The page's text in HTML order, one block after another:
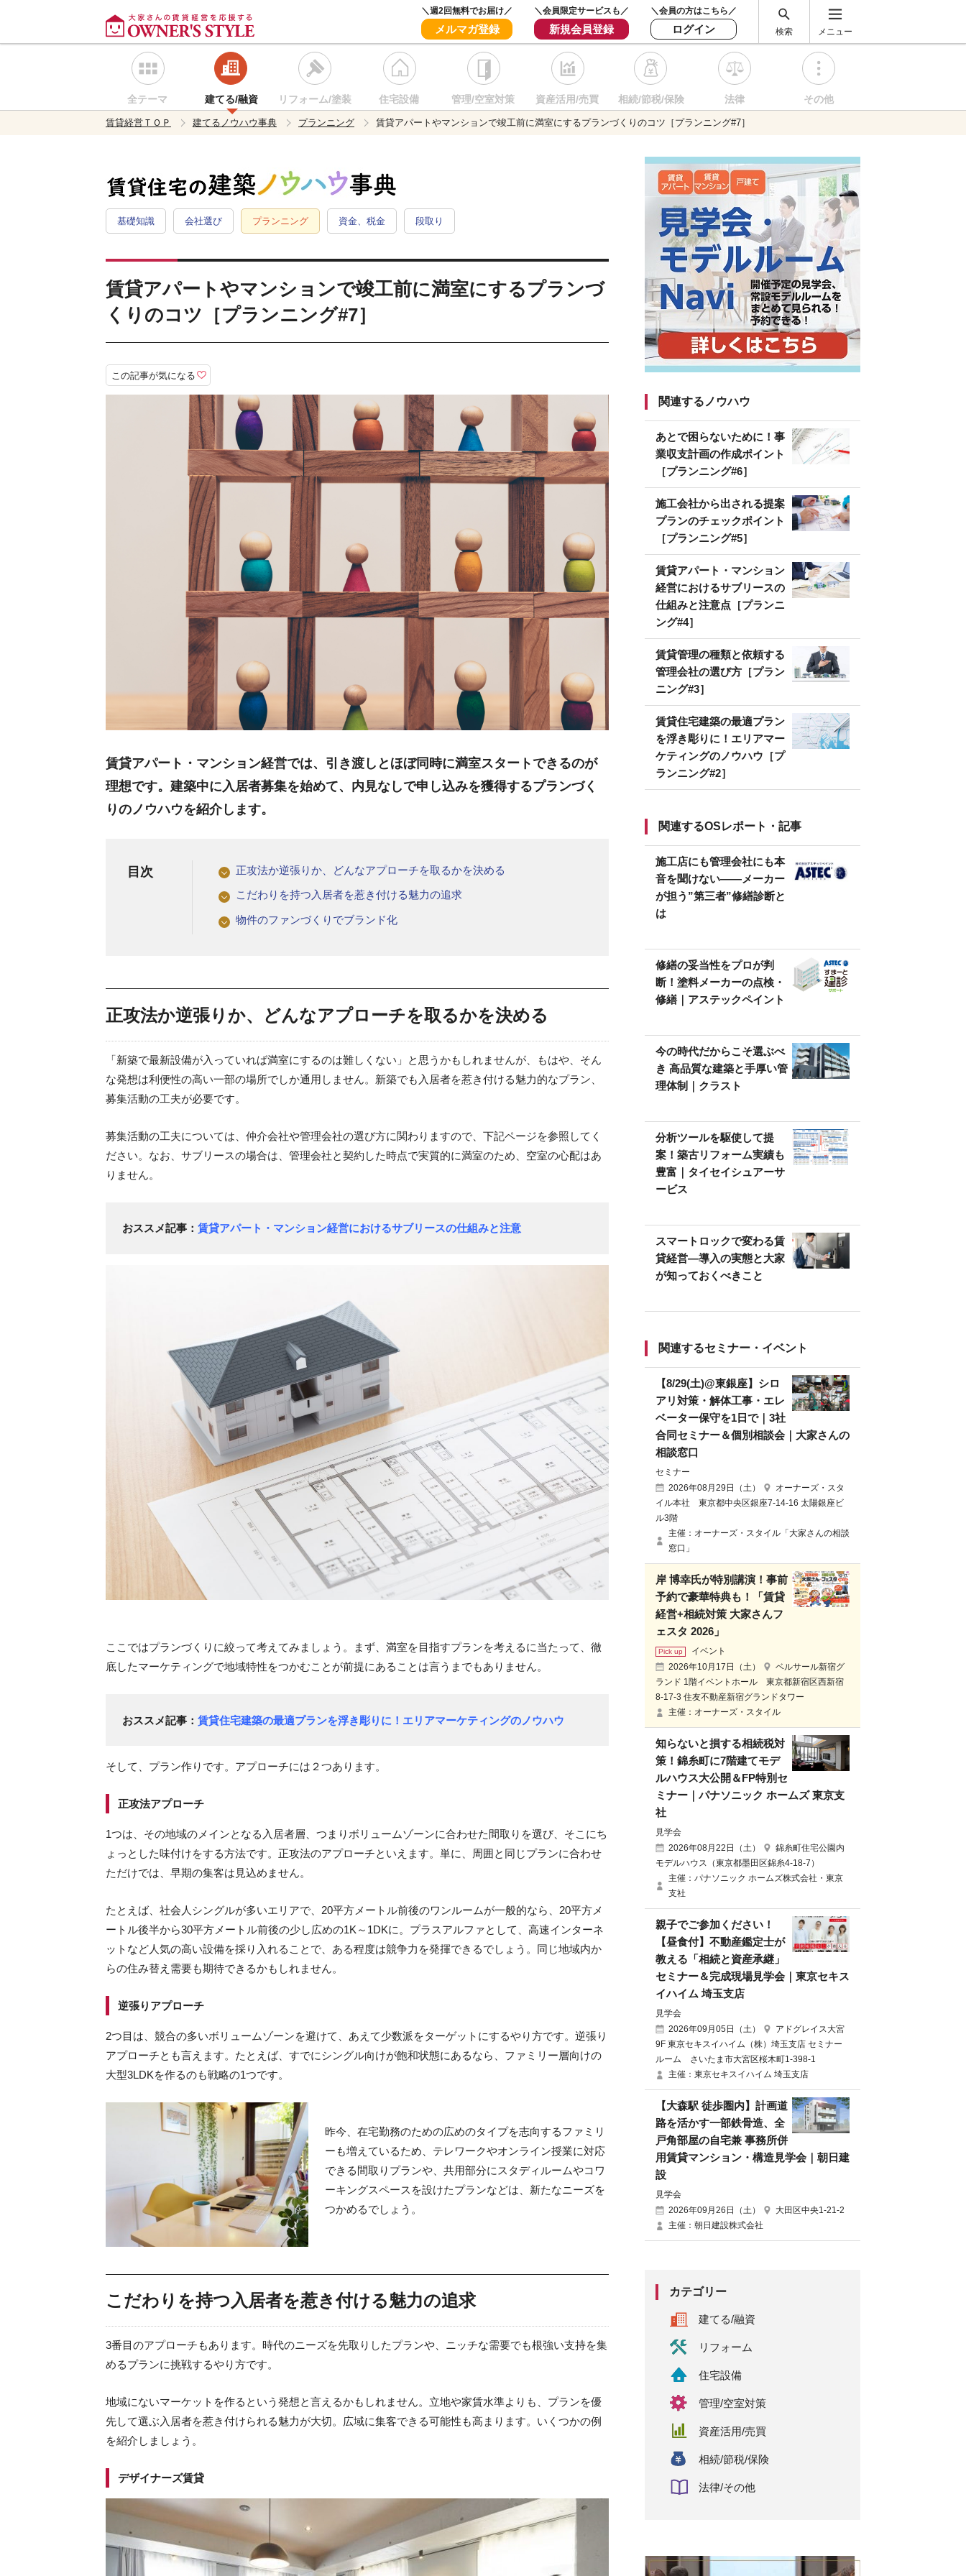
＼週2回無料でお届け／
メルマガ登録
＼会員限定サービスも／
新規会員登録
＼会員の方はこちら／
ログイン 検索 メニュー
全テーマ 建てる/融資 リフォーム/塗装 住宅設備 管理/空室対策 資産活用/売買 相続/節税/保険 法律 その他
賃貸経営ＴＯＰ 建てるノウハウ事典 プランニング 賃貸アパートやマンションで竣工前に満室にするプランづくりのコツ［プランニング#7］
基礎知識 会社選び プランニング 資金、税金 段取り
賃貸アパートやマンションで竣工前に満室にするプランづ
くりのコツ［プランニング#7］
この記事が気になる
賃貸アパート・マンション経営では、引き渡しとほぼ同時に満室スタートできるのが
理想です。建築中に入居者募集を始めて、内見なしで申し込みを獲得するプランづく
りのノウハウを紹介します。
目次 正攻法か逆張りか、どんなアプローチを取るかを決める
こだわりを持つ入居者を惹き付ける魅力の追求
物件のファンづくりでブランド化
正攻法か逆張りか、どんなアプローチを取るかを決める
「新築で最新設備が入っていれば満室にするのは難しくない」と思うかもしれませんが、もはや、そん
な発想は利便性の高い一部の場所でしか通用しません。新築でも入居者を惹き付ける魅力的なプラン、
募集活動の工夫が必要です。
募集活動の工夫については、仲介会社や管理会社の選び方に関わりますので、下記ページを参照してく
ださい。なお、サブリースの場合は、管理会社と契約した時点で実質的に満室のため、空室の心配はあ
りません。
おススメ記事： 賃貸アパート・マンション経営におけるサブリースの仕組みと注意
ここではプランづくりに絞って考えてみましょう。まず、満室を目指すプランを考えるに当たって、徹
底したマーケティングで地域特性をつかむことが前提にあることは言うまでもありません。
おススメ記事： 賃貸住宅建築の最適プランを浮き彫りに！エリアマーケティングのノウハウ
そして、プラン作りです。アプローチには２つあります。
正攻法アプローチ
1つは、その地域のメインとなる入居者層、つまりボリュームゾーンに合わせた間取りを選び、そこにち
ょっとした味付けをする方法です。正攻法のアプローチといえます。単に、周囲と同じプランに合わせ
ただけでは、早期の集客は見込めません。
たとえば、社会人シングルが多いエリアで、20平方メートル前後のワンルームが一般的なら、20平方メ
ートル後半から30平方メートル前後の少し広めの1K～1DKに。プラスアルファとして、高速インターネ
ットなど人気の高い設備を採り入れることで、ある程度は競争力を発揮できるでしょう。同じ地域内か
らの住み替え需要も期待できるかもしれません。
逆張りアプローチ
2つ目は、競合の多いボリュームゾーンを避けて、あえて少数派をターゲットにするやり方です。逆張り
アプローチとも言えます。たとえば、すでにシングル向けが飽和状態にあるなら、ファミリー層向けの
大型3LDKを作るのも戦略の1つです。
昨今、在宅勤務のための広めのタイプを志向するファミリ
ーも増えているため、テレワークやオンライン授業に対応
できる間取りプランや、共用部分にスタディルームやコワ
ーキングスペースを設けたプランなどは、新たなニーズを
つかめるでしょう。
こだわりを持つ入居者を惹き付ける魅力の追求
3番目のアプローチもあります。時代のニーズを先取りしたプランや、ニッチな需要でも根強い支持を集
めるプランに挑戦するやり方です。
地域にないマーケットを作るという発想と言えるかもしれません。立地や家賃水準よりも、プランを優
先して選ぶ入居者を惹き付けられる魅力が大切。広域に集客できる可能性も高まります。いくつかの例
を紹介しましょう。
デザイナーズ賃貸
関連するノウハウ
あとで困らないために！事
業収支計画の作成ポイント
［プランニング#6］
施工会社から出される提案
プランのチェックポイント
［プランニング#5］
賃貸アパート・マンション
経営におけるサブリースの
仕組みと注意点［プランニ
ング#4］
賃貸管理の種類と依頼する
管理会社の選び方［プラン
ニング#3］
賃貸住宅建築の最適プラン
を浮き彫りに！エリアマー
ケティングのノウハウ［プ
ランニング#2］
関連するOSレポート・記事
施工店にも管理会社にも本
音を聞けない――メーカー
が担う”第三者”修繕診断と
は
修繕の妥当性をプロが判
断！塗料メーカーの点検・
修繕｜アステックペイント
今の時代だからこそ選ぶべ
き 高品質な建築と手厚い管
理体制｜クラスト
分析ツールを駆使して提
案！築古リフォーム実績も
豊富｜タイセイシュアーサ
ービス
スマートロックで変わる賃
貸経営—導入の実態と大家
が知っておくべきこと
関連するセミナー・イベント
【8/29(土)@東銀座】シロ
アリ対策・解体工事・エレ
ベーター保守を1日で｜3社
合同セミナー＆個別相談会｜大家さんの
相談窓口
セミナー
2026年08月29日（土）
オーナーズ・スタ
イル本社 東京都中央区銀座7-14-16 太陽銀座ビ
ル3階
主催：オーナーズ・スタイル「大家さんの相談
窓口」
岸 博幸氏が特別講演！事前
予約で豪華特典も！「賃貸
経営+相続対策 大家さんフ
ェスタ 2026」
イベント
2026年10月17日（土）
ベルサール新宿グ
ランド 1階イベントホール 東京都新宿区西新宿
8-17-3 住友不動産新宿グランドタワー
主催：オーナーズ・スタイル
知らないと損する相続税対
策！錦糸町に7階建てモデ
ルハウス大公開＆FP特別セ
ミナー｜パナソニック ホームズ 東京支
社
見学会
2026年08月22日（土）
錦糸町住宅公園内
モデルハウス（東京都墨田区錦糸4-18-7）
主催：パナソニック ホームズ株式会社・東京
支社
親子でご参加ください！
【昼食付】不動産鑑定士が
教える「相続と資産承継」
セミナー＆完成現場見学会｜東京セキス
イハイム 埼玉支店
見学会
2026年09月05日（土）
アドグレイス大宮
9F 東京セキスイハイム（株）埼玉支店 セミナー
ルーム さいたま市大宮区桜木町1-398-1
主催：東京セキスイハイム 埼玉支店
【大森駅 徒歩圏内】計画道
路を活かす一部鉄骨造、全
戸角部屋の自宅兼 事務所併
用賃貸マンション・構造見学会｜朝日建
設
見学会
2026年09月26日（土）
大田区中央1-21-2
主催：朝日建設株式会社
カテゴリー
建てる/融資
リフォーム
住宅設備
管理/空室対策
資産活用/売買
相続/節税/保険
法律/その他